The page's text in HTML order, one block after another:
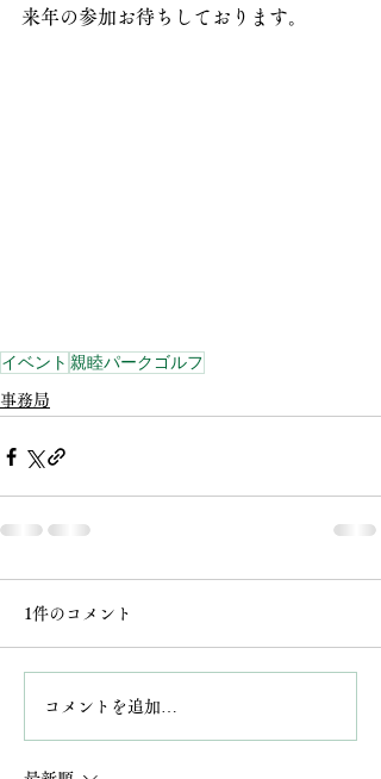
来年の参加お待ちしております。
イベント 親睦パークゴルフ
事務局
1件のコメント
コメントを追加…